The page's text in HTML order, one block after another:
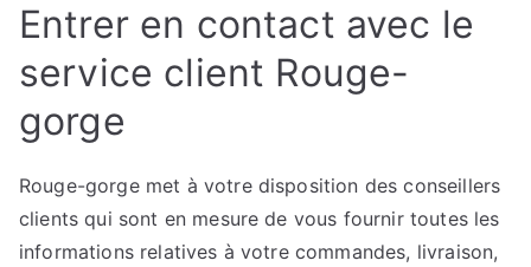
Entrer en contact avec le
service client Rouge-
gorge
Rouge-gorge met à votre disposition des conseillers
clients qui sont en mesure de vous fournir toutes les
informations relatives à votre commandes, livraison,